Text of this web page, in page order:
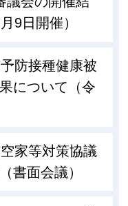
9日開催）
防接種健康被
について（令
家等対策協議
書面会議）